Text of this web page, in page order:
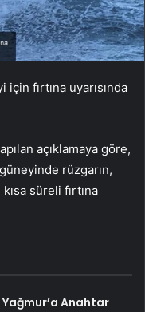
için fırtına uyarısında
açıklamaya göre,
güneyinde rüzgarın,
süreli fırtına
Yağmur’a Anahtar